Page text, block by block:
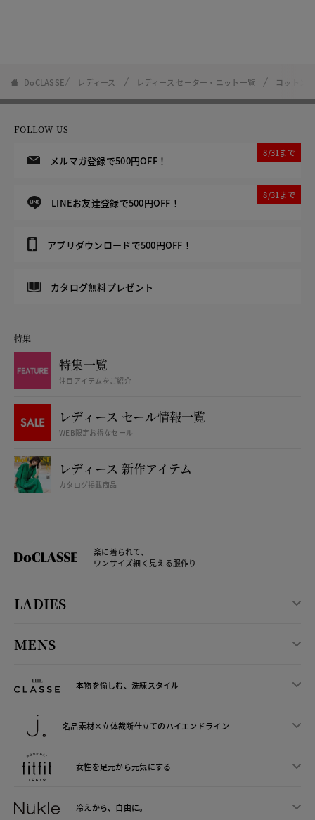
DoCLASSE レディース レディース セーター・ニット一覧 コットン
FOLLOW US
メルマガ登録で500円OFF！
8/31まで
LINEお友達登録で500円OFF！
8/31まで
アプリダウンロードで500円OFF！
カタログ無料プレゼント
特集
特集一覧
注目アイテムをご紹介
レディース セール情報一覧
WEB限定お得なセール
レディース 新作アイテム
カタログ掲載商品
楽に着られて、
ワンサイズ細く見える服作り
LADIES
MENS
本物を愉しむ、洗練スタイル
名品素材×立体裁断仕立てのハイエンドライン
女性を足元から元気にする
冷えから、 自由に。